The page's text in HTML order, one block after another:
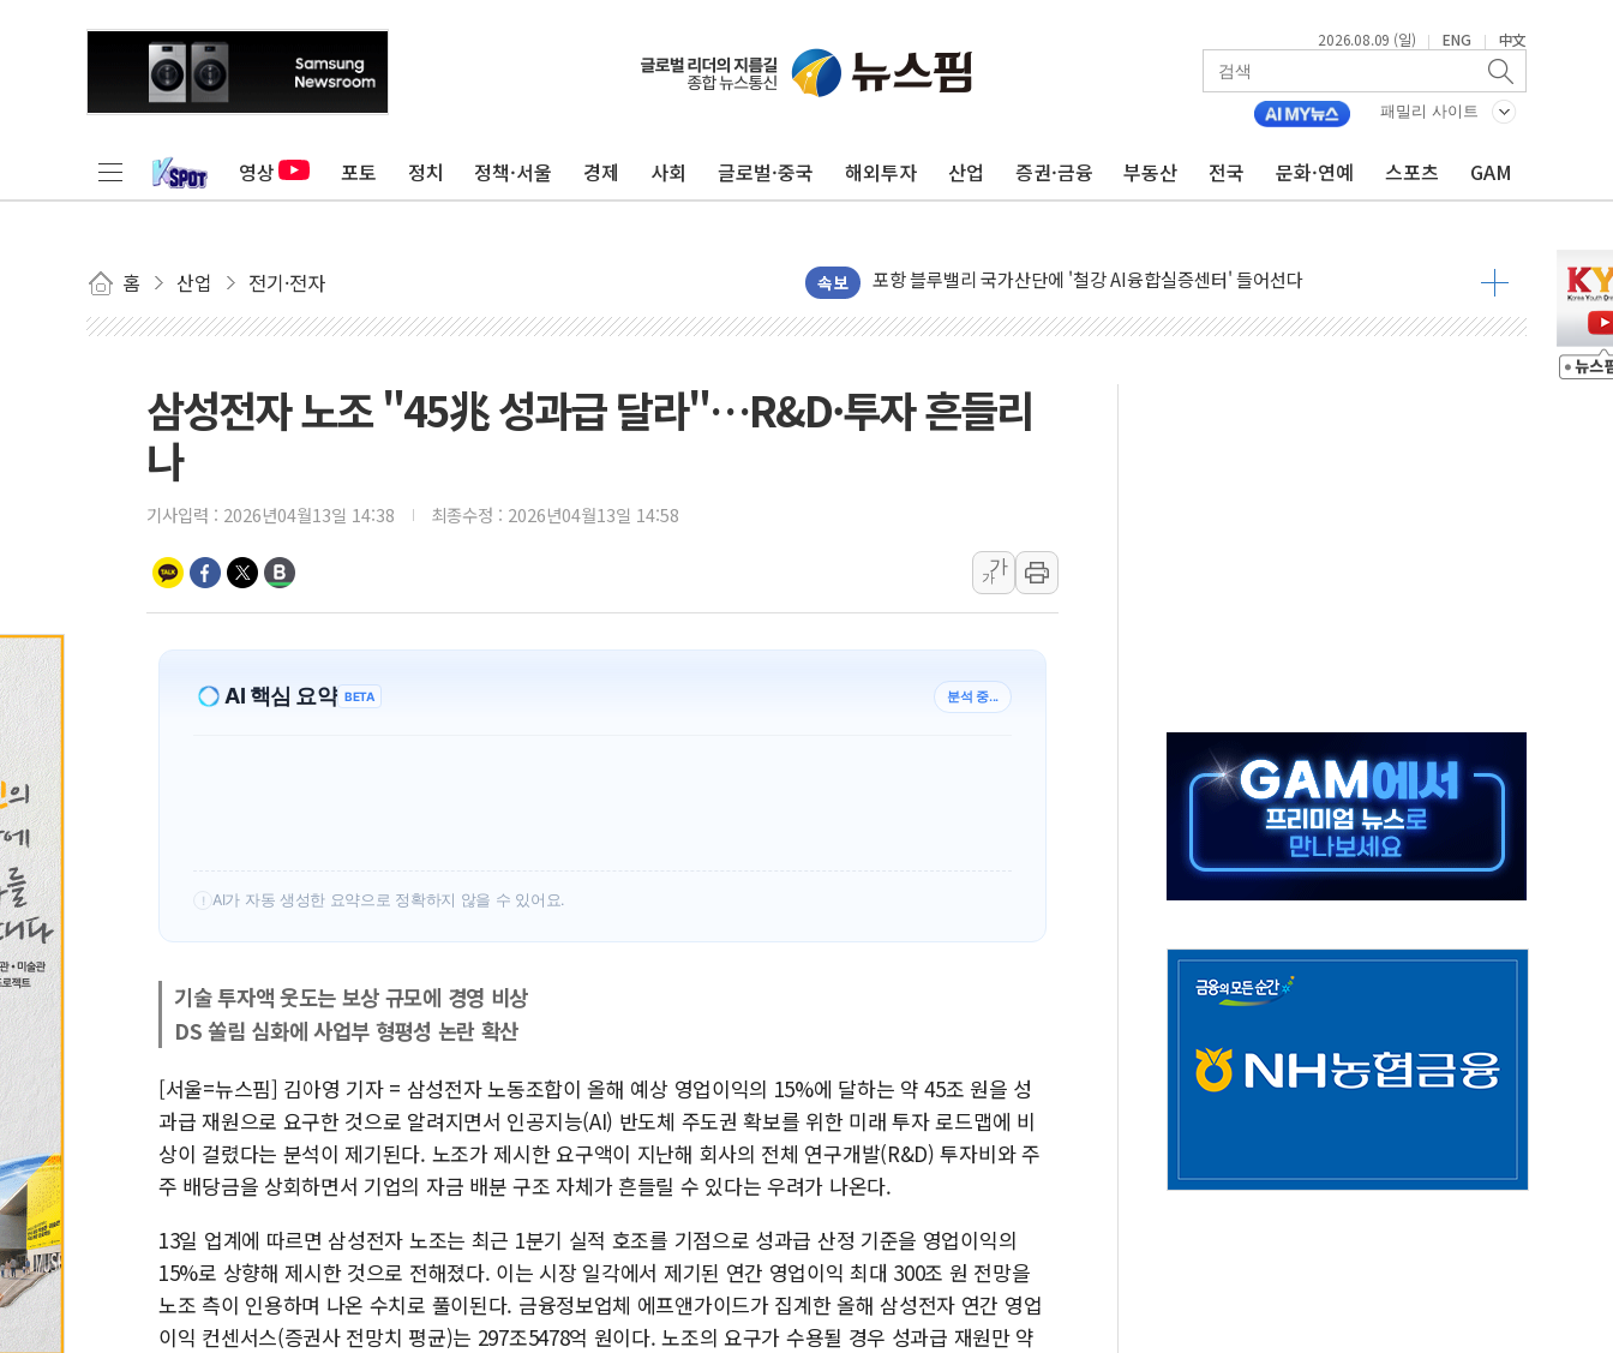
2026.08.09 (일) | ENG | 中文
패밀리 사이트
영상 포토 정치 정책·서울 경제 사회 글로벌·중국 해외투자 산업 증권·금융 부동산 전국 문화·연예 스포츠 GAM
홈 산업 전기·전자 속보
평택 진위면 공장서 질식사고 발생…작업자 1명 숨져
상주 낙동강 선착장 하류서 50대 숨진 채 발견...경찰, 조사 중
[종합] 김민석, 정청래에 누적 '1.48%p' 차 선두 유지...金 46.01% vs 鄭 44.53%
인천서 말다툼 중 어머니 살해 10대 구속…범행 후 반려견도 죽여
김민석, 강원·대구·경북 경선서 정청래에 승리…金 48.54% vs 鄭 44.40%
[속보] 민주, 강원 경선 결과 발표...김민석 50.30% 정청래 41.94% 송영길 7.76%
정재헌 CEO, SKT 장기고객 400명 맞이…"마음 잇는 시간 되길"
하나금융, 명동 소상공인에 '행복상자' 전달
인천시 광복절 현수막 '태극기 거꾸로' 논란…이틀만에 철거
병무청, 보충역 전면 손질… 예술·체육요원 최대 33% 감축
홈플러스發 대형마트 판매, 역대 최대폭 감소한 9.4%↓…유통업계 양극화 심화
윤준병·이해민 의원, '정부 특사'로 콜롬비아 대통령 취임식 참석
'호우·산사태 주의보' 울진 시간당 30mm 강한 비...호우 피해 없어
여야, 황희 '버스 하우스' 공방…野 "청년 우롱 기괴" vs 與 "송구한 해프닝"
삼성전자 노조 "45兆 성과급 달라"…R&D·투자 흔들리
나
기사입력 : 2026년04월13일 14:38 최종수정 : 2026년04월13일 14:58
가
가
AI 핵심 요약 BETA 분석 중...
! AI가 자동 생성한 요약으로 정확하지 않을 수 있어요.
기술 투자액 웃도는 보상 규모에 경영 비상
DS 쏠림 심화에 사업부 형평성 논란 확산
[서울=뉴스핌] 김아영 기자 = 삼성전자 노동조합이 올해 예상 영업이익의 15%에 달하는 약 45조 원을 성
과급 재원으로 요구한 것으로 알려지면서 인공지능(AI) 반도체 주도권 확보를 위한 미래 투자 로드맵에 비
상이 걸렸다는 분석이 제기된다. 노조가 제시한 요구액이 지난해 회사의 전체 연구개발(R&D) 투자비와 주
주 배당금을 상회하면서 기업의 자금 배분 구조 자체가 흔들릴 수 있다는 우려가 나온다.
13일 업계에 따르면 삼성전자 노조는 최근 1분기 실적 호조를 기점으로 성과급 산정 기준을 영업이익의
15%로 상향해 제시한 것으로 전해졌다. 이는 시장 일각에서 제기된 연간 영업이익 최대 300조 원 전망을
노조 측이 인용하며 나온 수치로 풀이된다. 금융정보업체 에프앤가이드가 집계한 올해 삼성전자 연간 영업
이익 컨센서스(증권사 전망치 평균)는 297조5478억 원이다. 노조의 요구가 수용될 경우 성과급 재원만 약